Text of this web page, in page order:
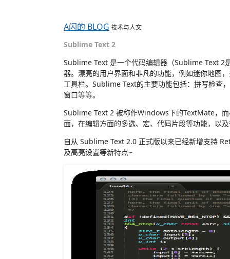
A闪的 BLOG 技术与人文
Sublime Text 2
Sublime Text 是一个代码编辑器（Sublime Text 2
器。漂亮的用户界面和非凡的功能，例如迷你地图
工具栏。Sublime Text的主要功能包括：拼写检查
窗口等等。
Sublime Text 2 被称作Windows下的TextMate，
面，在编辑方面的多选、宏、代码片段等功能，以
自从 Sublime Text 2.0 正式版以来已经新增支持
及高亮设置等新特点~